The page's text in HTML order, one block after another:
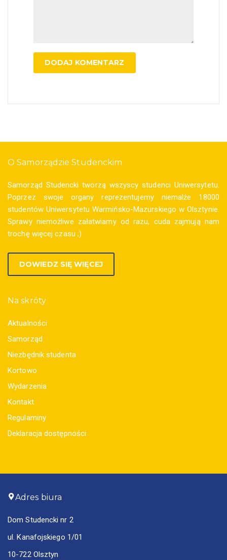
O Samorządzie Studenckim
Samorząd Studencki tworzą wszyscy studenci Uniwersytetu.
Poprzez swoje organy reprezentujemy niemalże 18000
studentów Uniwersytetu Warmińsko-Mazurskiego w Olsztynie.
Sprawy niemożliwe załatwiamy od razu, cuda zajmują nam
trochę więcej czasu ;)
DOWIEDZ SIĘ WIĘCEJ
Na skróty
Aktualności
Samorząd
Niezbędnik studenta
Kortowo
Wydarzenia
Kontakt
Regulaminy
Deklaracja dostępności
Adres biura
Dom Studencki nr 2
ul. Kanafojskiego 1/01
10-722 Olsztyn